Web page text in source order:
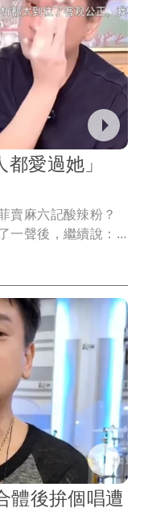
都愛過她」
賣麻六記酸辣粉？
一聲後，繼續說：
體後拚個唱遭